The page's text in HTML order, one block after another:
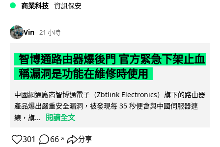
商業科技 資訊保安
Vin 21 小時
智博通路由器爆後門 官方緊急下架止血
稱漏洞是功能在維修時使用
中國網通廠商智博通電子（Zbtlink Electronics）旗下的路由器
產品爆出嚴重安全漏洞，被發現每 35 秒便會與中國伺服器連
線，旗...
閱讀全文
301 66 ↗ 分享